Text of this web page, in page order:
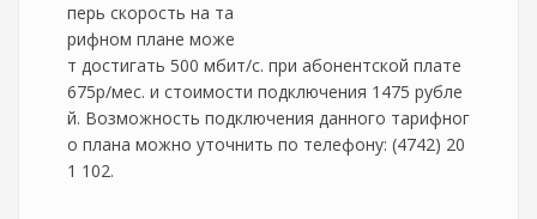
перь скорость на та
рифном плане може
т достигать 500 мбит/с. при абонентской плате
675р/мес. и стоимости подключения 1475 рубле
й. Возможность подключения данного тарифног
о плана можно уточнить по телефону: (4742) 20
1 102.